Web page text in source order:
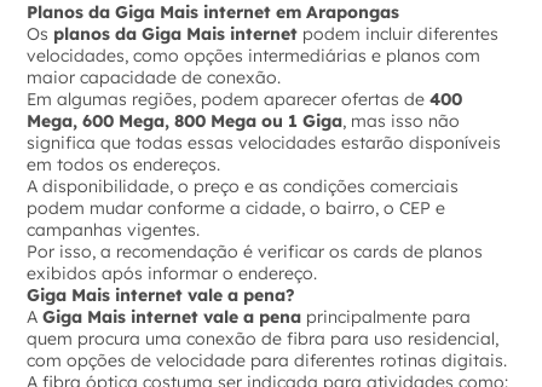
Planos da Giga Mais internet em Arapongas
Os planos da Giga Mais internet podem incluir diferentes
velocidades, como opções intermediárias e planos com
maior capacidade de conexão.
Em algumas regiões, podem aparecer ofertas de400
Mega, 600 Mega, 800 Mega ou 1 Giga, mas isso não
significa que todas essas velocidades estarão disponíveis
em todos os endereços.
A disponibilidade, o preço e as condições comerciais
podem mudar conforme a cidade, o bairro, o CEP e
campanhas vigentes.
Por isso, a recomendação é verificar os cards de planos
exibidos após informar o endereço.
Giga Mais internet vale a pena?
AGiga Mais internet vale a pena principalmente para
quem procura uma conexão de fibra para uso residencial,
com opções de velocidade para diferentes rotinas digitais.
A fibra óptica costuma ser indicada para atividades como: